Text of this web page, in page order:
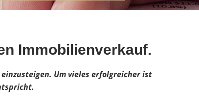
Immobilienverkauf.
Um vieles erfolgreicher ist